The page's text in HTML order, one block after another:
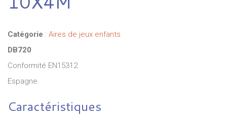
Catégorie : Aires de jeux enfants
DB720
Conformité EN15312
Espagne
Caractéristiques